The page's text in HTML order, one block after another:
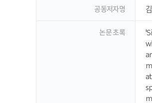
공동저자명
논문 초록